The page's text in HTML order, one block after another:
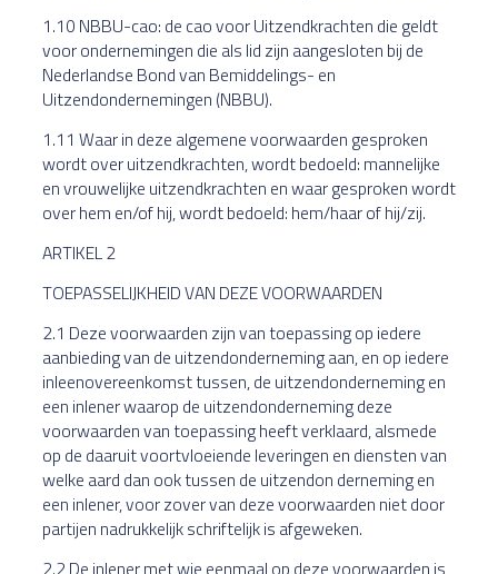
1.10 NBBU-cao: de cao voor Uitzendkrachten die geldt
voor ondernemingen die als lid zijn aangesloten bij de
Nederlandse Bond van Bemiddelings- en
Uitzendondernemingen (NBBU).
1.11 Waar in deze algemene voorwaarden gesproken
wordt over uitzendkrachten, wordt bedoeld: mannelijke
en vrouwelijke uitzendkrachten en waar gesproken wordt
over hem en/of hij, wordt bedoeld: hem/haar of hij/zij.
ARTIKEL 2
TOEPASSELIJKHEID VAN DEZE VOORWAARDEN
2.1 Deze voorwaarden zijn van toepassing op iedere
aanbieding van de uitzendonderneming aan, en op iedere
inleenovereenkomst tussen, de uitzendonderneming en
een inlener waarop de uitzendonderneming deze
voorwaarden van toepassing heeft verklaard, alsmede
op de daaruit voortvloeiende leveringen en diensten van
welke aard dan ook tussen de uitzendon derneming en
een inlener, voor zover van deze voorwaarden niet door
partijen nadrukkelijk schriftelijk is afgeweken.
2.2 De inlener met wie eenmaal op deze voorwaarden is